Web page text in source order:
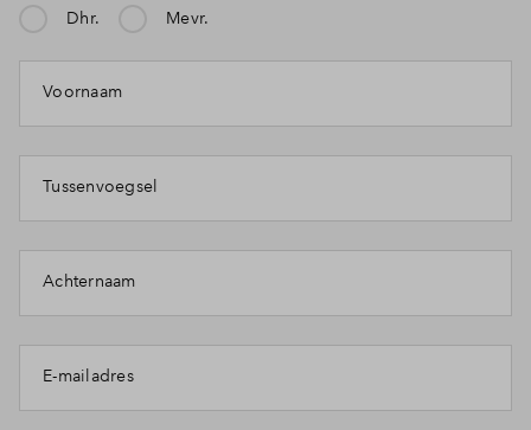
Dhr. Mevr.
Voornaam
Tussenvoegsel
Achternaam
E-mailadres